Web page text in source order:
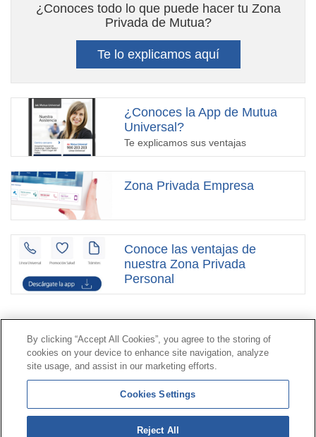
¿Conoces todo lo que puede hacer tu Zona
Privada de Mutua?
Te lo explicamos aquí
¿Conoces la App de Mutua
Universal?
Te explicamos sus ventajas
Zona Privada Empresa
Conoce las ventajas de
nuestra Zona Privada
Personal
Línea Universal 900 203 203|Zona Privada Comisión de
Prestaciones Especiales
|Zona Privada Proveedor
Sanitario
© Mutua Universal 2026 | Mapa del sitio | Aviso legal
Política de Protección de Datos
By clicking “Accept All Cookies”, you agree to the storing of
cookies on your device to enhance site navigation, analyze
site usage, and assist in our marketing efforts.
Cookies Settings
Reject All